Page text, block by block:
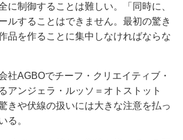
に制御することは難しい。「同時に、
ルすることはできません。最初の驚き
品を作ることに集中しなければならな
社AGBOでチーフ・クリエイティブ・
アンジェラ・ルッソ＝オトストット
きや伏線の扱いには大きな注意を払っ
る。